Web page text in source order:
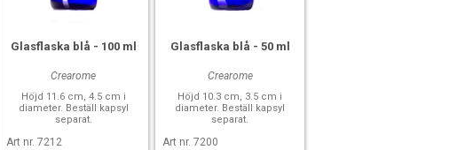
Glasflaska blå - 100 ml
Crearome
Höjd 11.6 cm, 4.5 cm i
diameter. Beställ kapsyl
separat.
Art nr. 7212
Glasflaska blå - 50 ml
Crearome
Höjd 10.3 cm, 3.5 cm i
diameter. Beställ kapsyl
separat.
Art nr. 7200